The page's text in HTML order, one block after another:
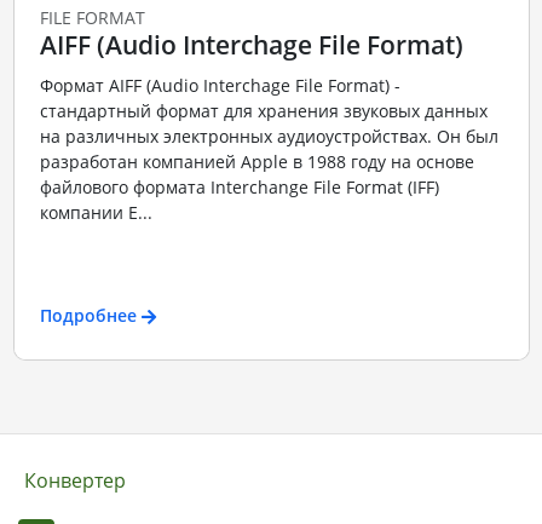
FILE FORMAT
AIFF (Audio Interchage File Format)
Формат AIFF (Audio Interchage File Format) -
стандартный формат для хранения звуковых данных
на различных электронных аудиоустройствах. Он был
разработан компанией Apple в 1988 году на основе
файлового формата Interchange File Format (IFF)
компании E...
Подробнее
Конвертер